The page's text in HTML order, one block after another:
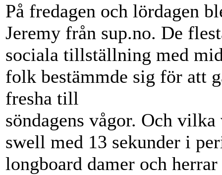
På fredagen och lördagen
Jeremy från sup.no. De
sociala tillställning med
folk bestämmde sig för att
fresha till
söndagens vågor. Och
swell med 13 sekunder i
longboard damer och